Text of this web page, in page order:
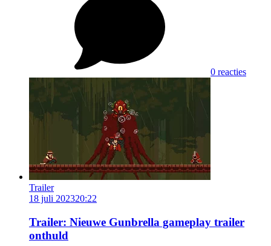
0 reacties
Trailer
18 juli 202320:22
Trailer: Nieuwe Gunbrella gameplay trailer
onthuld